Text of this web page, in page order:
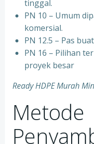
tinggal.
PN 10 – Umum
komersial.
PN 12.5 – Pas
PN 16 – Pilihan
proyek besar
Ready HDPE Murah
Metode